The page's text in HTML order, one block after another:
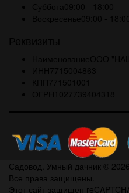
Садовод. Умный дачник © 2026
Все права защищены.
Этот сайт защищен